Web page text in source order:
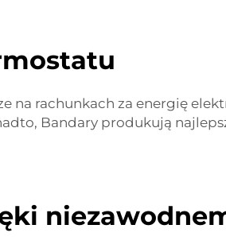
rachunkach za energię
Bandary produkują